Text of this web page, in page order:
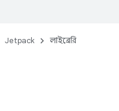
Jetpack লাইব্রেরি